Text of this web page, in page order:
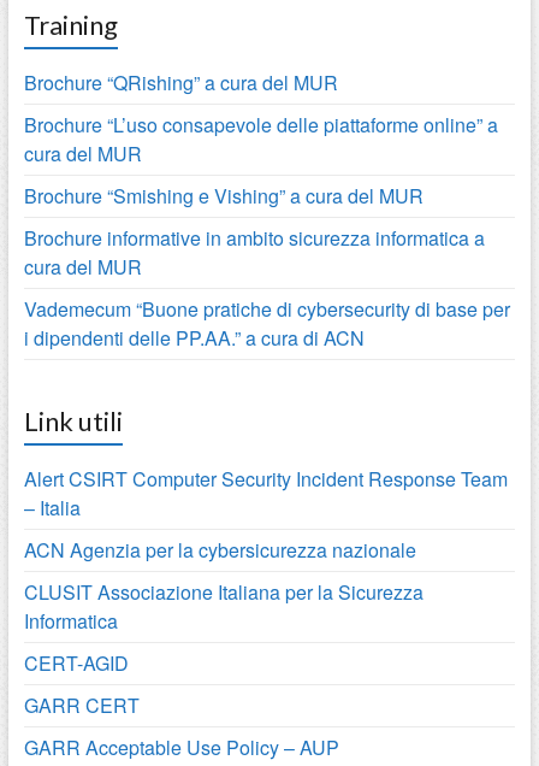
Training
Brochure “QRishing” a cura del MUR
Brochure “L’uso consapevole delle piattaforme online” a
cura del MUR
Brochure “Smishing e Vishing” a cura del MUR
Brochure informative in ambito sicurezza informatica a
cura del MUR
Vademecum “Buone pratiche di cybersecurity di base per
i dipendenti delle PP.AA.” a cura di ACN
Link utili
Alert CSIRT Computer Security Incident Response Team
– Italia
ACN Agenzia per la cybersicurezza nazionale
CLUSIT Associazione Italiana per la Sicurezza
Informatica
CERT-AGID
GARR CERT
GARR Acceptable Use Policy – AUP